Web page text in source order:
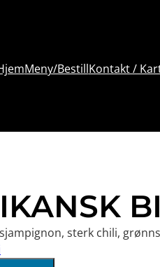
Meny/BestillKontakt /
sterk chili,